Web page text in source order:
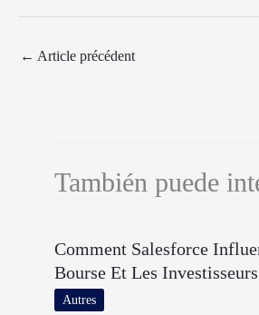
← Article précédent
También puede
Comment Salesforce
Bourse Et Les Investisseurs
Autres